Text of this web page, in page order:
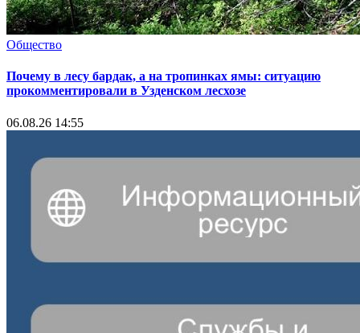
Общество
Почему в лесу бардак, а на тропинках ямы: ситуацию
прокомментировали в Узденском лесхозе
06.08.26 14:55